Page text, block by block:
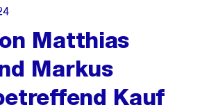
Matthias
Markus
Kauf